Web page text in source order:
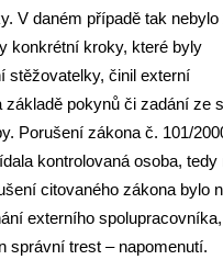
V daném případě tak nebylo
konkrétní kroky, které byly
stěžovatelky, činil externí
základě pokynů či zadání ze
Porušení zákona č. 101/
kontrolovaná osoba, tedy
citovaného zákona bylo
externího spolupracovníka,
správní trest – napomenutí.